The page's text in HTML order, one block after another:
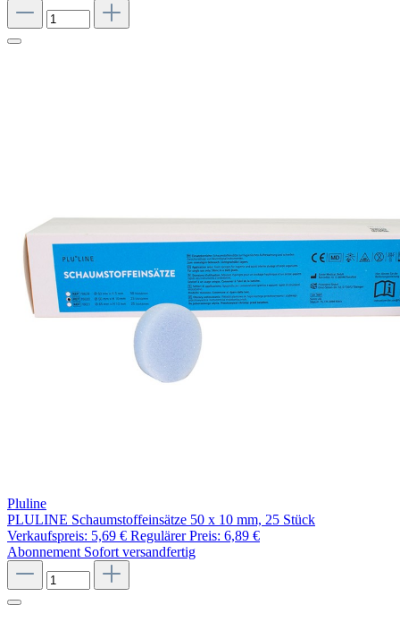
Pluline
PLULINE Schaumstoffeinsätze 50 x 10 mm, 25 Stück
Verkaufspreis: 5,69 € Regulärer Preis: 6,89 €
Abonnement Sofort versandfertig